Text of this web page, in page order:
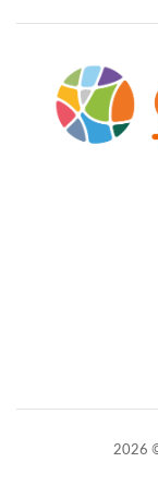
2026